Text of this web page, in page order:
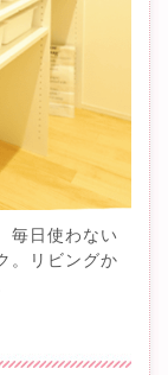
毎日使わない
。リビングか